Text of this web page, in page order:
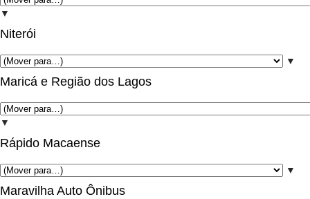
▼
Niterói
▼
Maricá e Região dos Lagos
▼
Rápido Macaense
▼
Maravilha Auto Ônibus